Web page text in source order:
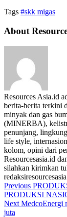
Tags #skk migas
About
Resources Asia.id
berita-berita terkini
minyak dan gas
(MINERBA),
penunjang,
life style,
kolom, opini dari
Resourcesasia.id
silahkan kirimkan
Previous
PRODUKSI
Next MedcoEnergi
juta